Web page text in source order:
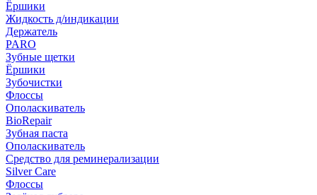
Ёршики
Жидкость д/индикации
Держатель
PARO
Зубные щетки
Ёршики
Зубочистки
Флоссы
Ополаскиватель
BioRepair
Зубная паста
Ополаскиватель
Средство для реминерализации
Silver Care
Флоссы